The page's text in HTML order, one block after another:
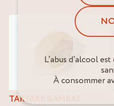
TARTARE GAMBAS
L’abus d’alcool
À consommer